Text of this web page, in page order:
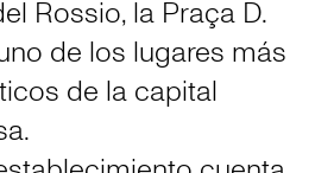
Rossio, la Praça D.
de los lugares más
de la capital